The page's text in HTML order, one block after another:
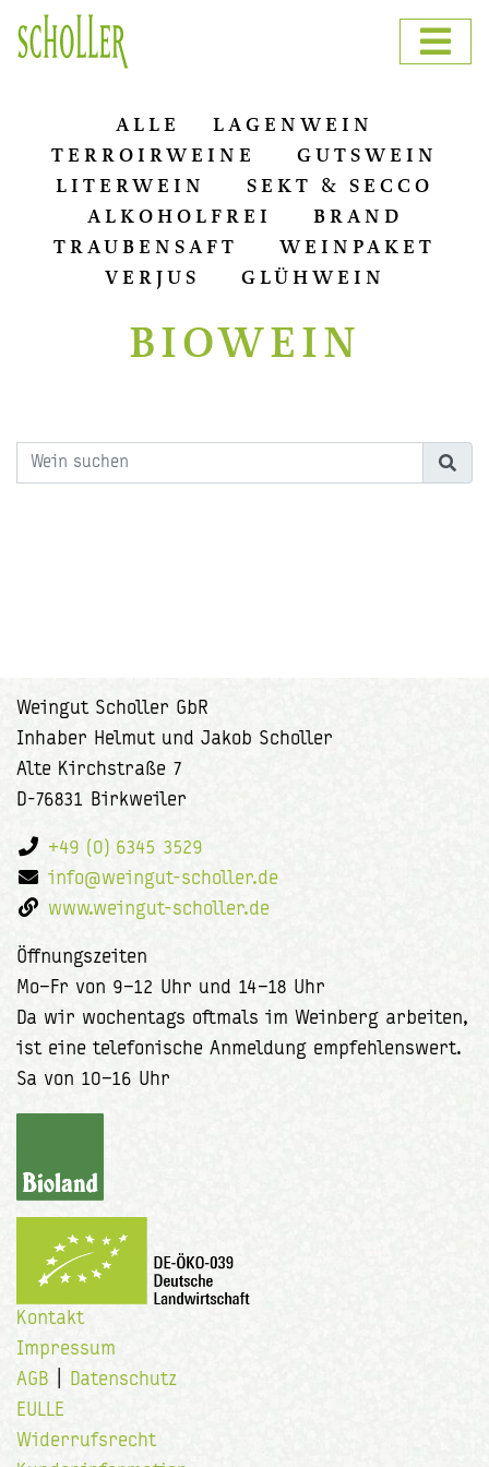
ALLE
LAGENWEIN
TERROIRWEINE
GUTSWEIN
LITERWEIN
SEKT & SECCO
ALKOHOLFREI
BRAND
TRAUBENSAFT
WEINPAKET
VERJUS
GLÜHWEIN
BIOWEIN
Weingut Scholler GbR
Inhaber Helmut und Jakob Scholler
Alte Kirchstraße 7
D-76831 Birkweiler
+49 (0) 6345 3529
info@weingut-scholler.de
www.weingut-scholler.de
Öffnungszeiten
Mo–Fr von 9–12 Uhr und 14–18 Uhr
Da wir wochentags oftmals im Weinberg arbeiten,
ist eine telefonische Anmeldung empfehlenswert.
Sa von 10–16 Uhr
Kontakt
Impressum
AGB
Datenschutz
EULLE
Widerrufsrecht